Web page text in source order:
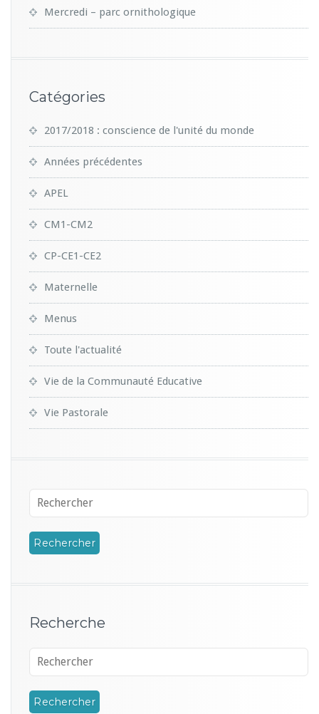
Mercredi – parc ornithologique
Catégories
2017/2018 : conscience de l'unité du monde
Années précédentes
APEL
CM1-CM2
CP-CE1-CE2
Maternelle
Menus
Toute l'actualité
Vie de la Communauté Educative
Vie Pastorale
Recherche